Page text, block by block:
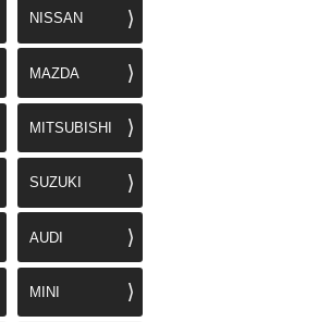
NISSAN
MAZDA
MITSUBISHI
SUZUKI
AUDI
MINI